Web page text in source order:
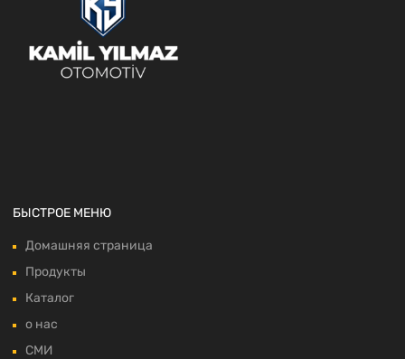
БЫСТРОЕ МЕНЮ
Домашняя страница
Продукты
Каталог
о нас
СМИ